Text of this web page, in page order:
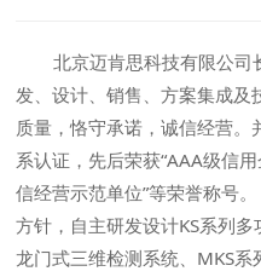
北京迈肯思科技有限公
发、设计、销售、方案集成及
质量，恪守承诺，诚信经营
系认证，先后荣获“AAA级信
信经营示范单位”等荣誉称号
方针，自主研发设计KS系列
龙门式三维检测系统、MKS